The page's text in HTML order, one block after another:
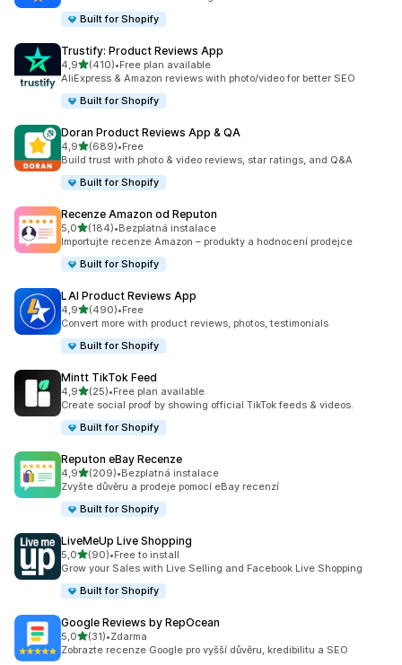
Built for Shopify
Trustify: Product Reviews App
4,9z 5 hvězd
(410)
Celkový počet recenzí: 410
•Free plan available
AliExpress & Amazon reviews with photo/video for better SEO
Built for Shopify
Doran Product Reviews App & QA
4,9z 5 hvězd
(689)
Celkový počet recenzí: 689
•Free
Build trust with photo & video reviews, star ratings, and Q&A
Built for Shopify
Recenze Amazon od Reputon
5,0z 5 hvězd
(184)
Celkový počet recenzí: 184
•Bezplatná instalace
Importujte recenze Amazon – produkty a hodnocení prodejce
Built for Shopify
LAI Product Reviews App
4,9z 5 hvězd
(490)
Celkový počet recenzí: 490
•Free
Convert more with product reviews, photos, testimonials
Built for Shopify
Mintt TikTok Feed
4,9z 5 hvězd
(25)
Celkový počet recenzí: 25
•Free plan available
Create social proof by showing official TikTok feeds & videos.
Built for Shopify
Reputon eBay Recenze
4,9z 5 hvězd
(209)
Celkový počet recenzí: 209
•Bezplatná instalace
Zvyšte důvěru a prodeje pomocí eBay recenzí
Built for Shopify
LiveMeUp Live Shopping
5,0z 5 hvězd
(90)
Celkový počet recenzí: 90
•Free to install
Grow your Sales with Live Selling and Facebook Live Shopping
Built for Shopify
Google Reviews by RepOcean
5,0z 5 hvězd
(31)
Celkový počet recenzí: 31
•Zdarma
Zobrazte recenze Google pro vyšší důvěru, kredibilitu a SEO